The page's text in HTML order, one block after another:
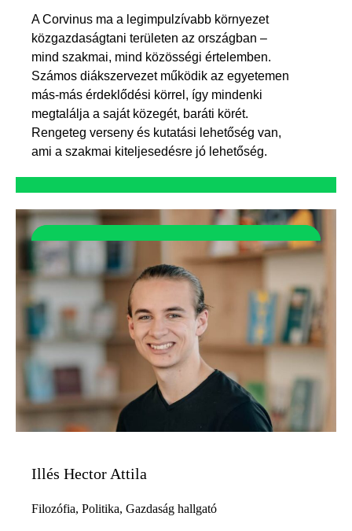
A Corvinus ma a legimpulzívabb környezet
közgazdaságtani területen az országban –
mind szakmai, mind közösségi értelemben.
Számos diákszervezet működik az egyetemen
más-más érdeklődési körrel, így mindenki
megtalálja a saját közegét, baráti körét.
Rengeteg verseny és kutatási lehetőség van,
ami a szakmai kiteljesedésre jó lehetőség.
Illés Hector Attila
Filozófia, Politika, Gazdaság hallgató